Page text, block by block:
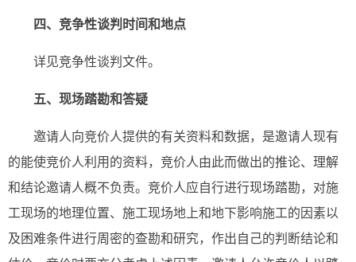
四、竞争性谈判时间和地点
详见竞争性谈判文件。
五、现场踏勘和答疑
邀请人向竞价人提供的有关资料和数据，是邀请人现有
的能使竞价人利用的资料，竞价人由此而做出的推论、理解
和结论邀请人概不负责。竞价人应自行进行现场踏勘，对施
工现场的地理位置、施工现场地上和地下影响施工的因素以
及困难条件进行周密的查勘和研究，作出自己的判断结论和